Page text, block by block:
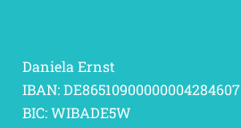
Daniela Ernst
IBAN: DE86510900000004284607
BIC: WIBADE5W